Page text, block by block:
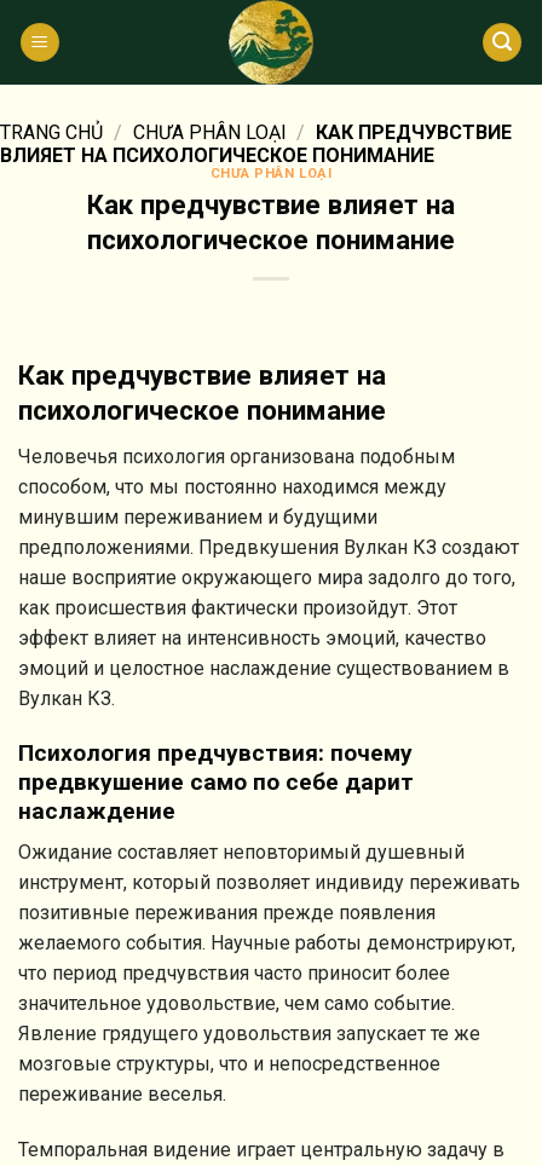
qua
TRANG CHỦ / CHƯA PHÂN LOẠI / КАК ПРЕДЧУВСТВИЕ
ВЛИЯЕТ НА ПСИХОЛОГИЧЕСКОЕ ПОНИМАНИЕ
CHƯA PHÂN LOẠI
Как предчувствие влияет на
психологическое понимание
Как предчувствие влияет на
психологическое понимание
Человечья психология организована подобным
способом, что мы постоянно находимся между
минувшим переживанием и будущими
предположениями. Предвкушения Вулкан КЗ создают
наше восприятие окружающего мира задолго до того,
как происшествия фактически произойдут. Этот
эффект влияет на интенсивность эмоций, качество
эмоций и целостное наслаждение существованием в
Вулкан КЗ.
Психология предчувствия: почему
предвкушение само по себе дарит
наслаждение
Ожидание составляет неповторимый душевный
инструмент, который позволяет индивиду переживать
позитивные переживания прежде появления
желаемого события. Научные работы демонстрируют,
что период предчувствия часто приносит более
значительное удовольствие, чем само событие.
Явление грядущего удовольствия запускает те же
мозговые структуры, что и непосредственное
переживание веселья.
Темпоральная видение играет центральную задачу в